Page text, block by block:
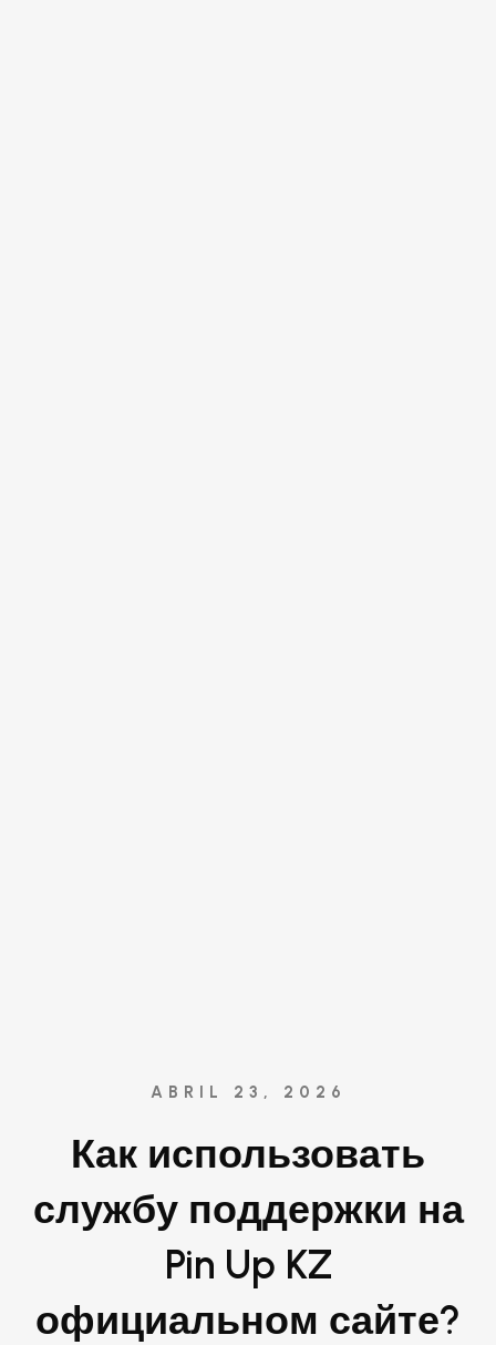
ABRIL 23, 2026
Как использовать
службу поддержки на
Pin Up KZ
официальном сайте?